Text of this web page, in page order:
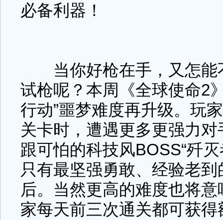
必备利器！
当你好枪在手，又怎能
试枪呢？本周《全球使命2
行动”噩梦难度再升级。玩
关卡时，遭遇更多更强力
跟可怕的科技风BOSS“歼
只有最坚强勇敢、经验老
后。当然更高的难度也将
家每天前三次通关都可获